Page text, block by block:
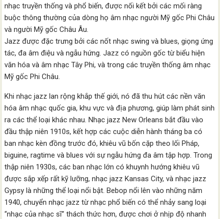
nhạc truyền thống và phổ biến, được nối kết bởi các mối ràng
buộc thông thường của dòng họ âm nhạc người Mỹ gốc Phi Châu
và người Mỹ gốc Châu Âu.
Jazz được đặc trưng bởi các nốt nhạc swing và blues, giọng ứng
tác, đa âm điệu và ngẫu hứng. Jazz có nguồn gốc từ biểu hiện
văn hóa và âm nhạc Tây Phi, và trong các truyền thống âm nhạc
Mỹ gốc Phi Châu.
Khi nhạc jazz lan rộng khắp thế giới, nó đã thu hút các nền văn
hóa âm nhạc quốc gia, khu vực và địa phương, giúp làm phát sinh
ra các thể loại khác nhau. Nhạc jazz New Orleans bắt đầu vào
đầu thập niên 1910s, kết hợp các cuộc diễn hành tháng ba có
ban nhạc kèn đồng trước đó, khiêu vũ bốn cặp theo lối Pháp,
biguine, ragtime và blues với sự ngẫu hứng đa âm tập hợp. Trong
thập niên 1930s, các ban nhạc lớn có khuynh hướng khiêu vũ
được sắp xếp rất kỹ lưỡng, nhạc jazz Kansas City, và nhạc jazz
Gypsy là những thể loại nổi bật. Bebop nổi lên vào những năm
1940, chuyển nhạc jazz từ nhạc phổ biến có thể nhảy sang loại
“nhạc của nhạc sĩ” thách thức hơn, được chơi ở nhịp độ nhanh